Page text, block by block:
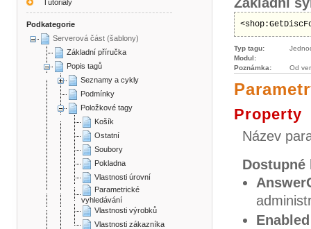
Tutoriály
Podkategorie
Serverová část (šablony)
Základní příručka
Popis tagů
Seznamy a cykly
Podmínky
Položkové tagy
Košík
Ostatní
Soubory
Pokladna
Vlastnosti úrovní
Parametrické
vyhledávání
Vlastnosti výrobků
Vlastnosti zákazníka
Typ tagu:
Modul:
Poznámka:
Od
Property
Název
Dostupné
Enabled